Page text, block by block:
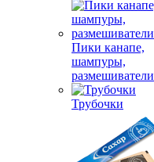
Пики канапе,
шампуры,
размешиватели
Трубочки